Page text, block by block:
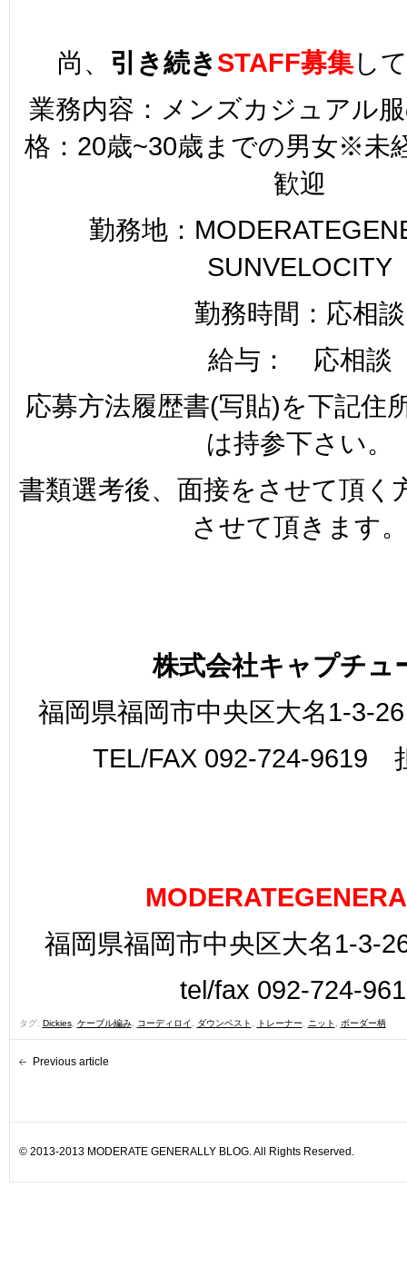
尚、 引き続きSTAFF募集し
業務内容：メンズカジュアル
格：20歳~30歳までの男女※未
歓迎
勤務地：
SUNVELOCITY
勤務時間：応相談
給与： 応相談
応募方法履歴書(写貼)を下記住
は持参下さい。
書類選考後、面接をさせて頂く
させて頂きます。
株式会社キャプチュ
福岡県福岡市中央区大名1-3-
TEL/FAX 092-724-9619
福岡県福岡市中央区大名1-3-
tel/fax 092-724-
タグ: Dickies, ケーブル編み, コーディロイ ダウンベスト トレーナー ニット ボーダー柄
Previous article
© 2013-2013 MODERATE GENERALLY BLOG. All Rights Reserved.